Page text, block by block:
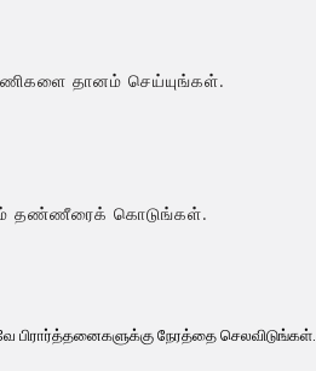
தானம் செய்யுங்கள்.
தண்ணீரைக் கொடுங்கள்.
நேரத்தை செலவிடுங்கள்.